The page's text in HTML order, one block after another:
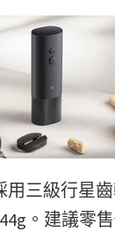
三級行星
。建議零售